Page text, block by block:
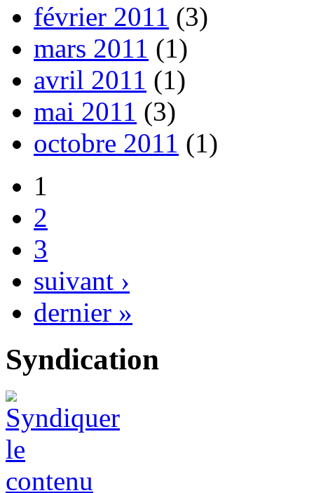
février 2011 (3)
mars 2011 (1)
avril 2011 (1)
mai 2011 (3)
octobre 2011 (1)
1
2
3
suivant ›
dernier »
Syndication